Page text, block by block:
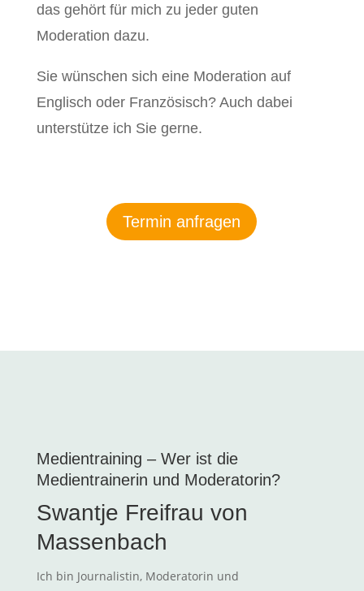
das gehört für mich zu jeder guten
Moderation dazu.
Sie wünschen sich eine Moderation auf
Englisch oder Französisch? Auch dabei
unterstütze ich Sie gerne.
Termin anfragen
Medientraining – Wer ist die
Medientrainerin und Moderatorin?
Swantje Freifrau von
Massenbach
Ich bin Journalistin, Moderatorin und